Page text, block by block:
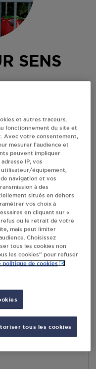
SENS
DU REVENDEUR
le traitement
leur transfert hors UE
En savoir plus
et autres traceurs.
fonctionnement du site et
Avec votre consentement,
mesurer l’audience et
peuvent impliquer
IP, vos
équipement,
navigation et vos
à des
situés en dehors
vos choix à
en cliquant sur «
refus ou le retrait de votre
mais peut limiter
Choisissez
tous les cookies non
les cookies” pour refuser
politique de cookies
tous les cookies